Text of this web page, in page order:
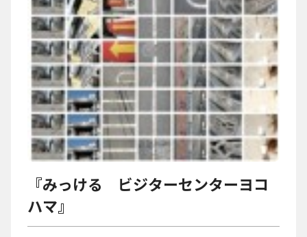
『みっける ビジターセンターヨコ
ハマ』